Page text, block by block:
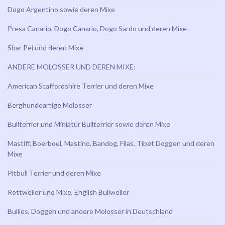
Dogo Argentino sowie deren Mixe
Presa Canario, Dogo Canario, Dogo Sardo und deren Mixe
Shar Pei und deren Mixe
ANDERE MOLOSSER UND DEREN MIXE:
American Staffordshire Terrier und deren Mixe
Berghundeartige Molosser
Bullterrier und Miniatur Bullterrier sowie deren Mixe
Mastiff, Boerboel, Mastino, Bandog, Filas, Tibet Doggen und deren
Mixe
Pitbull Terrier und deren Mixe
Rottweiler und Mixe, English Bullweiler
Bullies, Doggen und andere Molosser in Deutschland